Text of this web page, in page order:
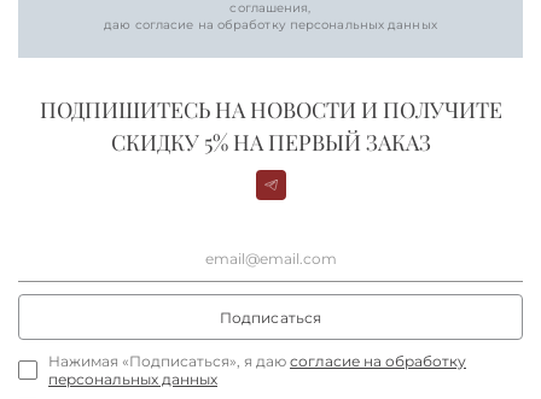
соглашения,
даю согласие на обработку персональных данных
ПОДПИШИТЕСЬ НА НОВОСТИ И ПОЛУЧИТЕ
СКИДКУ 5% НА ПЕРВЫЙ ЗАКАЗ
Подписаться
Нажимая «Подписаться», я даю согласие на обработку
персональных данных